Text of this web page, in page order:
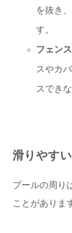
を抜き
す。
フェン
スやカ
スでき
滑りやす
プールの周り
ことがありま